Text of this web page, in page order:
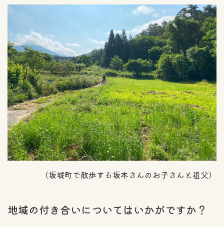
（坂城町で散歩する坂本さんのお子さんと祖父）
地域の付き合いについてはいかがですか？